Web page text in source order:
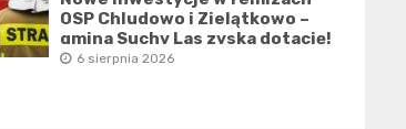
OSP Chludowo i Zielątkowo –
gmina Suchy Las zyska dotację!
6 sierpnia 2026